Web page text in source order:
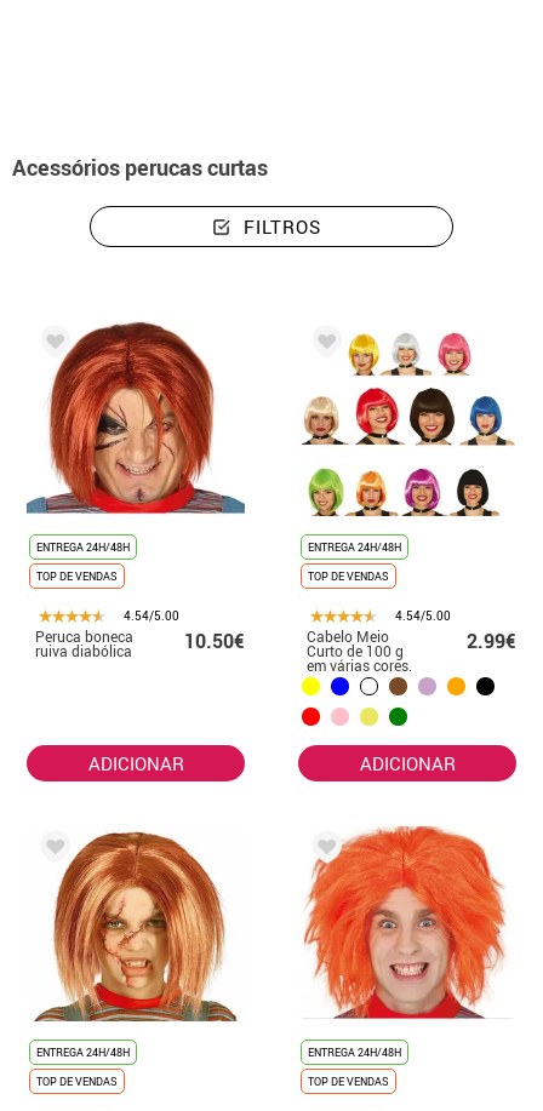
Acessórios perucas curtas
FILTROS
ENTREGA 24H/48H
TOP DE VENDAS
4.54/5.00
Peruca boneca
ruiva diabólica 10.50€
ADICIONAR
ENTREGA 24H/48H
TOP DE VENDAS
4.54/5.00
Cabelo Meio
Curto de 100 g
em várias cores.
2.99€
ADICIONAR
ENTREGA 24H/48H
TOP DE VENDAS
ENTREGA 24H/48H
TOP DE VENDAS